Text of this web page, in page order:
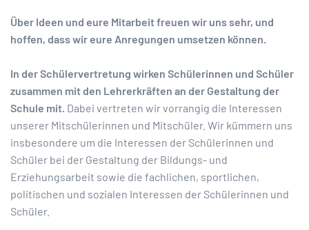
Über Ideen und eure Mitarbeit freuen wir uns sehr, und
hoffen, dass wir eure Anregungen umsetzen können.
In der Schülervertretung wirken Schülerinnen und Schüler
zusammen mit den Lehrerkräften an der Gestaltung der
Schule mit. Dabei vertreten wir vorrangig die Interessen
unserer Mitschülerinnen und Mitschüler. Wir kümmern uns
insbesondere um die Interessen der Schülerinnen und
Schüler bei der Gestaltung der Bildungs- und
Erziehungsarbeit sowie die fachlichen, sportlichen,
politischen und sozialen Interessen der Schülerinnen und
Schüler.